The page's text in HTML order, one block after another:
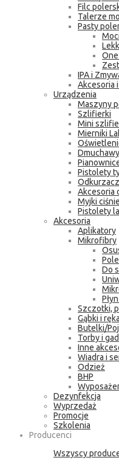
Filc
Talerze
Pasty
IPA i
Akcesoria
Urządzenia
Maszyny
Szlifierki
Mini
Mierniki
Dmuchawy
Pistolety
Akcesoria
Myjki
Pistolety
Akcesoria
Aplikatory
Mikrofibry
Do
Szczotki,
Gąbki i
Butelki/
Torby i
Inne
Wiadra i
Odzież
BHP
Dezynfekcja
Wyprzedaż
Promocje
Szkolenia
Producenci
Wszyscy